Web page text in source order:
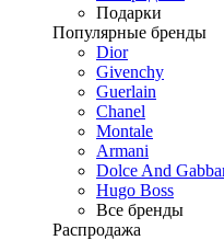
Подарки
Популярные бренды
Dior
Givenchy
Guerlain
Chanel
Montale
Armani
Dolce And
Hugo Boss
Все бренды
Распродажа